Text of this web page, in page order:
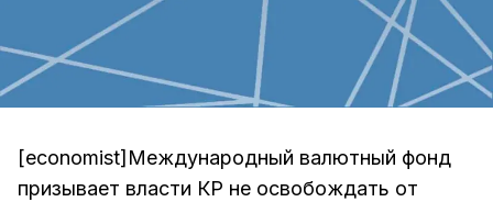
[economist]Международный валютный фонд
призывает власти КР не освобождать от